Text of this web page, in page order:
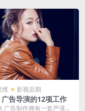
维 影视后期
新片场 广告导演的12项工作
广告制作拥有一套严谨的